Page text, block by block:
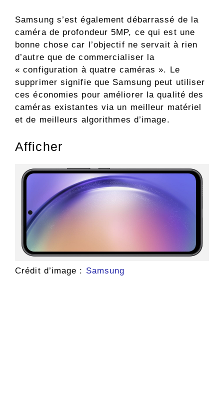
Samsung s’est également débarrassé de la
caméra de profondeur 5MP, ce qui est une
bonne chose car l’objectif ne servait à rien
d’autre que de commercialiser la
« configuration à quatre caméras ». Le
supprimer signifie que Samsung peut utiliser
ces économies pour améliorer la qualité des
caméras existantes via un meilleur matériel
et de meilleurs algorithmes d’image.
Afficher
Crédit d’image : Samsung